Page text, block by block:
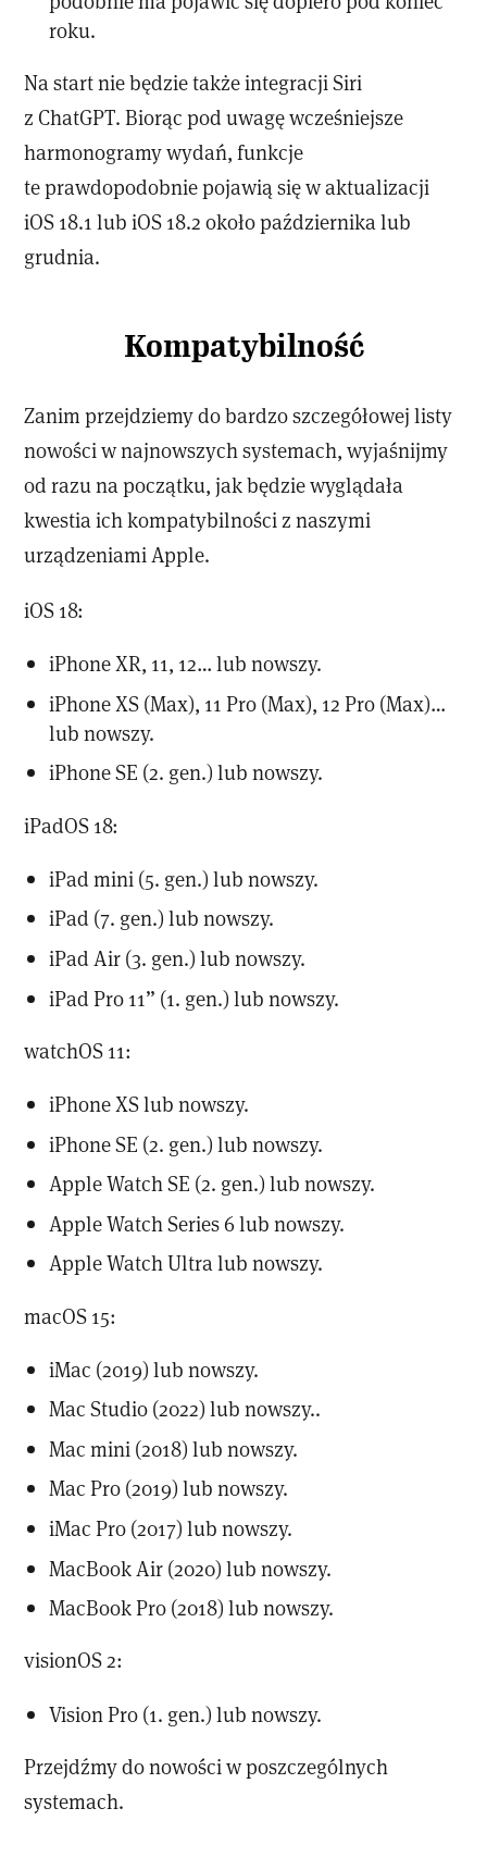
roku.
Na start nie będzie także integracji Siri
z ChatGPT. Biorąc pod uwagę wcześniejsze
harmonogramy wydań, funkcje
te prawdopodobnie pojawią się w aktualizacji
iOS 18.1 lub iOS 18.2 około października lub
grudnia.
Kompatybilność
Zanim przejdziemy do bardzo szczegółowej listy
nowości w najnowszych systemach, wyjaśnijmy
od razu na początku, jak będzie wyglądała
kwestia ich kompatybilności z naszymi
urządzeniami Apple.
iOS 18:
iPhone XR, 11, 12… lub nowszy.
iPhone XS (Max), 11 Pro (Max), 12 Pro (Max)…
lub nowszy.
iPhone SE (2. gen.) lub nowszy.
iPadOS 18:
iPad mini (5. gen.) lub nowszy.
iPad (7. gen.) lub nowszy.
iPad Air (3. gen.) lub nowszy.
iPad Pro 11” (1. gen.) lub nowszy.
watchOS 11:
iPhone XS lub nowszy.
iPhone SE (2. gen.) lub nowszy.
Apple Watch SE (2. gen.) lub nowszy.
Apple Watch Series 6 lub nowszy.
Apple Watch Ultra lub nowszy.
macOS 15:
iMac (2019) lub nowszy.
Mac Studio (2022) lub nowszy..
Mac mini (2018) lub nowszy.
Mac Pro (2019) lub nowszy.
iMac Pro (2017) lub nowszy.
MacBook Air (2020) lub nowszy.
MacBook Pro (2018) lub nowszy.
visionOS 2:
Vision Pro (1. gen.) lub nowszy.
Przejdźmy do nowości w poszczególnych
systemach.